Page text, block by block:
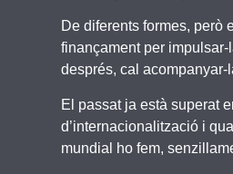
De diferents formes, però
finançament per
després, cal
El passat ja està superat
d’internacionalització i
mundial ho fem,